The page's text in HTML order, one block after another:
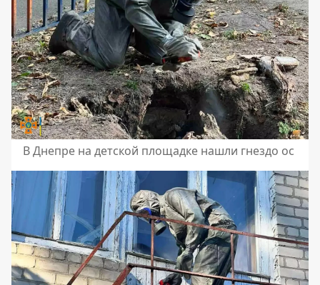
В Днепре на детской площадке нашли гнездо ос